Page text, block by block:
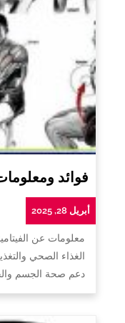
فوائد
أبريل 28, 2025
معلومات عن
الغذاء الصحي
دعم صحة الجسم